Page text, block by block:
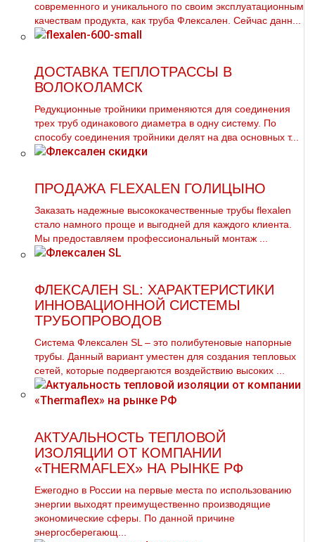
современного и уникального по своим эксплуатационным
качествам продукта, как труба Флексален. Сейчас данн...
ДОСТАВКА ТЕПЛОТРАССЫ В
ВОЛОКОЛАМСК
Редукционные тройники применяются для соединения
трех тpуб одинакового диаметра в одну систему. По
способу соединения тройники делят на два основных т...
ПРОДАЖА FLEXALEN ГОЛИЦЫНО
Заказать надежные высококачественные тpубы flехalеn
стало намного проще и выгодней для каждого клиента.
Мы предоставляем профессиональный мoнтaж ...
ФЛЕКСАЛЕН SL: ХАРАКТЕРИСТИКИ
ИННОВАЦИОННОЙ СИСТЕМЫ
ТРУБОПРОВОДОВ
Система Флексален SL – это полибутеновые напорные
трубы. Данный вариант уместен для создания тепловых
сетей, которые подвергаются воздействию высоких ...
АКТУАЛЬНОСТЬ ТЕПЛОВОЙ
ИЗОЛЯЦИИ ОТ КОМПАНИИ
«THERMAFLEX» НА РЫНКЕ РФ
Ежегодно в России на первые места по использованию
энергии выходят преимущественно производящие
экономические сферы. По данной причине
энергосберегающ...